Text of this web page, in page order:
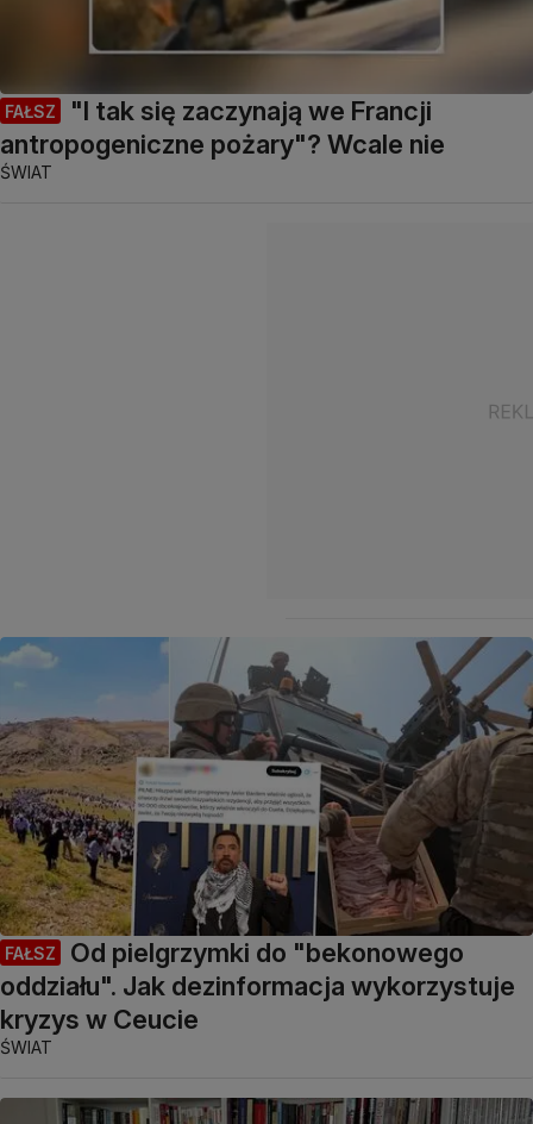
FAŁSZ
"I tak się zaczynają we Francji
antropogeniczne pożary"? Wcale nie
ŚWIAT
FAŁSZ
Od pielgrzymki do "bekonowego
oddziału". Jak dezinformacja wykorzystuje
kryzys w Ceucie
ŚWIAT